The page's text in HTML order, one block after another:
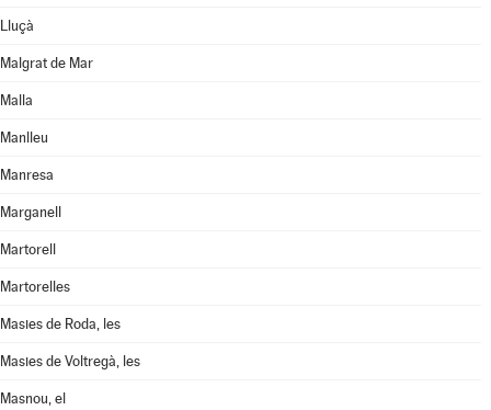
Lluçà
Malgrat de Mar
Malla
Manlleu
Manresa
Marganell
Martorell
Martorelles
Masies de Roda, les
Masies de Voltregà, les
Masnou, el